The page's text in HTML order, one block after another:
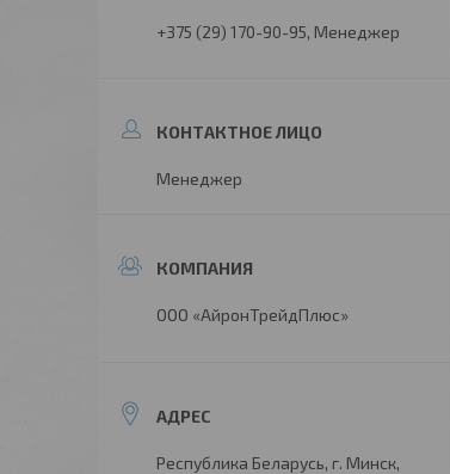
+375 (29) 170-90-95 Менеджер
Менеджер
ООО «АйронТрейдПлюс»
Республика Беларусь, г. Минск,